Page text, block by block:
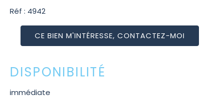
Réf : 4942
CE BIEN M'INTÉRESSE, CONTACTEZ-MOI
DISPONIBILITÉ
immédiate